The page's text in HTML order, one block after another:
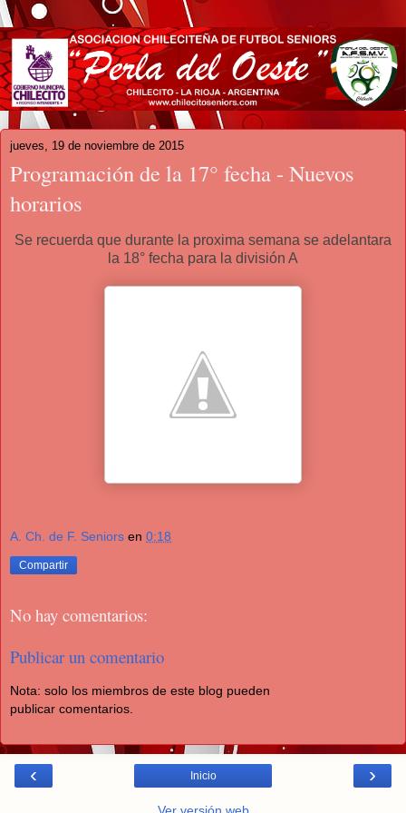
jueves, 19 de noviembre de 2015
Programación de la 17° fecha - Nuevos
horarios
Se recuerda que durante la proxima semana se adelantara
la 18° fecha para la división A
A. Ch. de F. Seniors en 0:18
Compartir
No hay comentarios:
Publicar un comentario
Nota: solo los miembros de este blog pueden
publicar comentarios.
‹ ›
Inicio